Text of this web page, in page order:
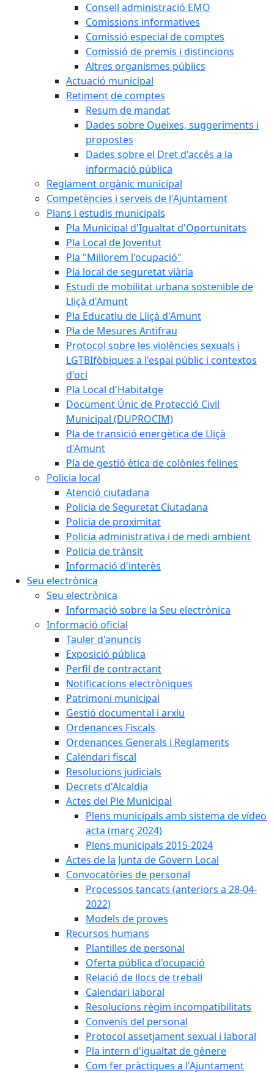
Consell administració EMO
Comissions informatives
Comissió especial de comptes
Comissió de premis i distincions
Altres organismes públics
Actuació municipal
Retiment de comptes
Resum de mandat
Dades sobre Queixes, suggeriments i
propostes
Dades sobre el Dret d'accés a la
informació pública
Reglament orgànic municipal
Competències i serveis de l'Ajuntament
Plans i estudis municipals
Pla Municipal d'Igualtat d'Oportunitats
Pla Local de Joventut
Pla "Millorem l'ocupació"
Pla local de seguretat viària
Estudi de mobilitat urbana sostenible de
Lliçà d'Amunt
Pla Educatiu de Lliçà d'Amunt
Pla de Mesures Antifrau
Protocol sobre les violències sexuals i
LGTBIfòbiques a l'espai públic i contextos
d'oci
Pla Local d'Habitatge
Document Únic de Protecció Civil
Municipal (DUPROCIM)
Pla de transició energètica de Lliçà
d'Amunt
Pla de gestió ètica de colònies felines
Policia local
Atenció ciutadana
Policia de Seguretat Ciutadana
Policia de proximitat
Policia administrativa i de medi ambient
Policia de trànsit
Informació d'interès
Seu electrònica
Seu electrònica
Informació sobre la Seu electrònica
Informació oficial
Tauler d'anuncis
Exposició pública
Perfil de contractant
Notificacions electròniques
Patrimoni municipal
Gestió documental i arxiu
Ordenances Fiscals
Ordenances Generals i Reglaments
Calendari fiscal
Resolucions judicials
Decrets d'Alcaldia
Actes del Ple Municipal
Plens municipals amb sistema de vídeo
acta (març 2024)
Plens municipals 2015-2024
Actes de la Junta de Govern Local
Convocatòries de personal
Processos tancats (anteriors a 28-04-
2022)
Models de proves
Recursos humans
Plantilles de personal
Oferta pública d'ocupació
Relació de llocs de treball
Calendari laboral
Resolucions règim incompatibilitats
Convenis del personal
Protocol assetjament sexual i laboral
Pla intern d'igualtat de gènere
Com fer pràctiques a l'Ajuntament